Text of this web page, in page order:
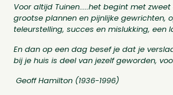
Voor altijd Tuinen.....het begint met zweet
grootse plannen en pijnlijke gewrichten,
teleurstelling, succes en mislukking, een
En dan op een dag besef je dat je
bij je huis is deel van jezelf geworden,
Geoff Hamilton (1936-1996)